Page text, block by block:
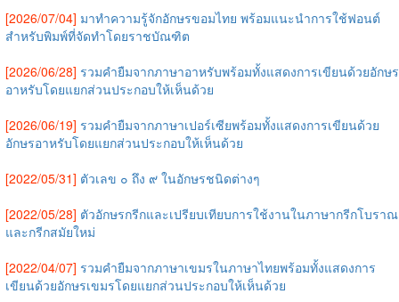
[2026/07/04] มาทำความรู้จักอักษรขอมไทย พร้อมแนะนำการใช้ฟอนต์
สำหรับพิมพ์ที่จัดทำโดยราชบัณฑิต
[2026/06/28] รวมคำยืมจากภาษาอาหรับพร้อมทั้งแสดงการเขียนด้วยอักษร
อาหรับโดยแยกส่วนประกอบให้เห็นด้วย
[2026/06/19] รวมคำยืมจากภาษาเปอร์เซียพร้อมทั้งแสดงการเขียนด้วย
อักษรอาหรับโดยแยกส่วนประกอบให้เห็นด้วย
[2022/05/31] ตัวเลข ๐ ถึง ๙ ในอักษรชนิดต่างๆ
[2022/05/28] ตัวอักษรกรีกและเปรียบเทียบการใช้งานในภาษากรีกโบราณ
และกรีกสมัยใหม่
[2022/04/07] รวมคำยืมจากภาษาเขมรในภาษาไทยพร้อมทั้งแสดงการ
เขียนด้วยอักษรเขมรโดยแยกส่วนประกอบให้เห็นด้วย